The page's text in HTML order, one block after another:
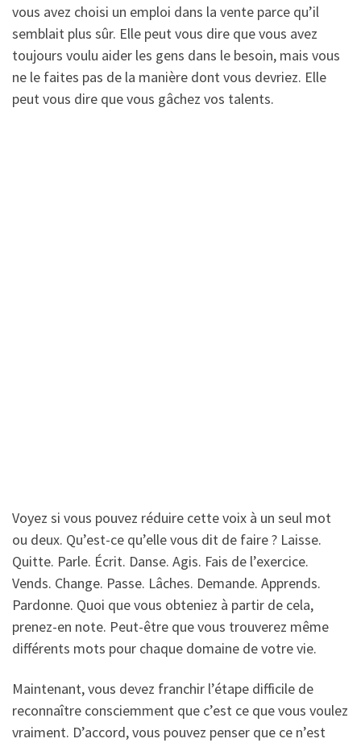
vous avez choisi un emploi dans la vente parce qu’il
semblait plus sûr. Elle peut vous dire que vous avez
toujours voulu aider les gens dans le besoin, mais vous
ne le faites pas de la manière dont vous devriez. Elle
peut vous dire que vous gâchez vos talents.
Voyez si vous pouvez réduire cette voix à un seul mot
ou deux. Qu’est-ce qu’elle vous dit de faire ? Laisse.
Quitte. Parle. Écrit. Danse. Agis. Fais de l’exercice.
Vends. Change. Passe. Lâches. Demande. Apprends.
Pardonne. Quoi que vous obteniez à partir de cela,
prenez-en note. Peut-être que vous trouverez même
différents mots pour chaque domaine de votre vie.
Maintenant, vous devez franchir l’étape difficile de
reconnaître consciemment que c’est ce que vous voulez
vraiment. D’accord, vous pouvez penser que ce n’est